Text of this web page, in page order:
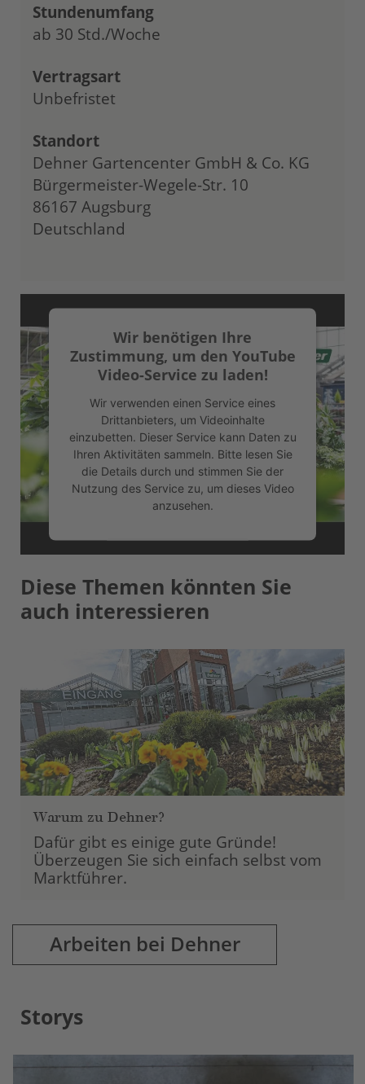
Stundenumfang
ab 30 Std./Woche
Vertragsart
Unbefristet
Standort
Dehner Gartencenter GmbH & Co. KG
Bürgermeister-Wegele-Str. 10
86167 Augsburg
Deutschland
Wir benötigen Ihre
Zustimmung, um den YouTube
Video-Service zu laden!
Wir verwenden einen Service eines
Drittanbieters, um Videoinhalte
einzubetten. Dieser Service kann Daten zu
Ihren Aktivitäten sammeln. Bitte lesen Sie
die Details durch und stimmen Sie der
Nutzung des Service zu, um dieses Video
anzusehen.
Mehr Informationen
Akzeptieren
Diese Themen könnten Sie
auch interessieren
Warum zu Dehner?
Dafür gibt es einige gute Gründe!
Überzeugen Sie sich einfach selbst vom
Marktführer.
Arbeiten bei Dehner
Storys